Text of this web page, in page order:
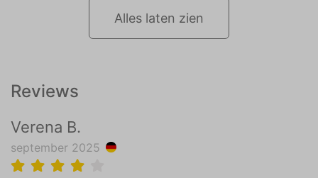
Alles laten zien
Reviews
Verena B.
september 2025